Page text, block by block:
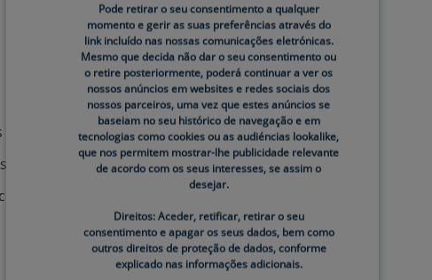
de envelhecimento. Alguns sinais comuns
idade"), textura irregular, linhas finas, rugas e
a idade, a pele madura pode apresentar veias
Pode retirar o seu consentimento a qualquer
momento e gerir as suas preferências através do
link incluído nas nossas comunicações eletrónicas.
Mesmo que decida não dar o seu consentimento ou
o retire posteriormente, poderá continuar a ver os
nossos anúncios em websites e redes sociais dos
nossos parceiros, uma vez que estes anúncios se
baseiam no seu histórico de navegação e em
tecnologias como cookies ou as audiéncias lookalike,
que nos permitem mostrar-lhe publicidade relevante
de acordo com os seus interesses, se assim o
desejar.
Direitos: Aceder, retificar, retirar o seu
consentimento e apagar os seus dados, bem como
outros direitos de proteção de dados, conforme
explicado nas informações adicionais.